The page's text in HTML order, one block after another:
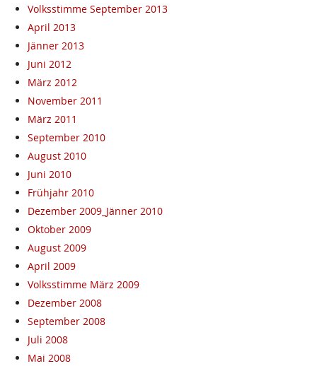
Volksstimme September 2013
April 2013
Jänner 2013
Juni 2012
März 2012
November 2011
März 2011
September 2010
August 2010
Juni 2010
Frühjahr 2010
Dezember 2009_Jänner 2010
Oktober 2009
August 2009
April 2009
Volksstimme März 2009
Dezember 2008
September 2008
Juli 2008
Mai 2008